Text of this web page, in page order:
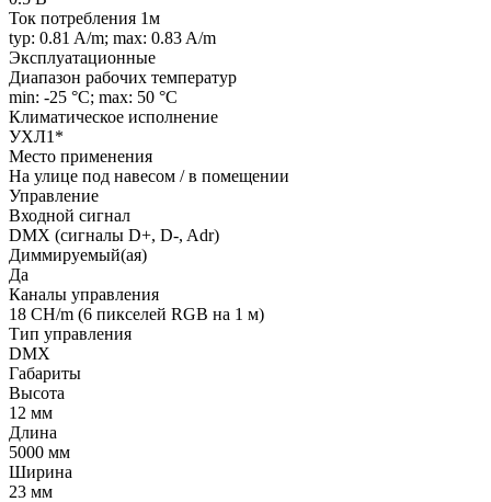
Ток потребления 1м
typ: 0.81 A/m; max: 0.83 A/m
Эксплуатационные
Диапазон рабочих температур
min: -25 °C; max: 50 °C
Климатическое исполнение
УХЛ1*
Место применения
На улице под навесом / в помещении
Управление
Входной сигнал
DMX (сигналы D+, D-, Adr)
Диммируемый(ая)
Да
Каналы управления
18 CH/m (6 пикселей RGB на 1 м)
Тип управления
DMX
Габариты
Высота
12 мм
Длина
5000 мм
Ширина
23 мм